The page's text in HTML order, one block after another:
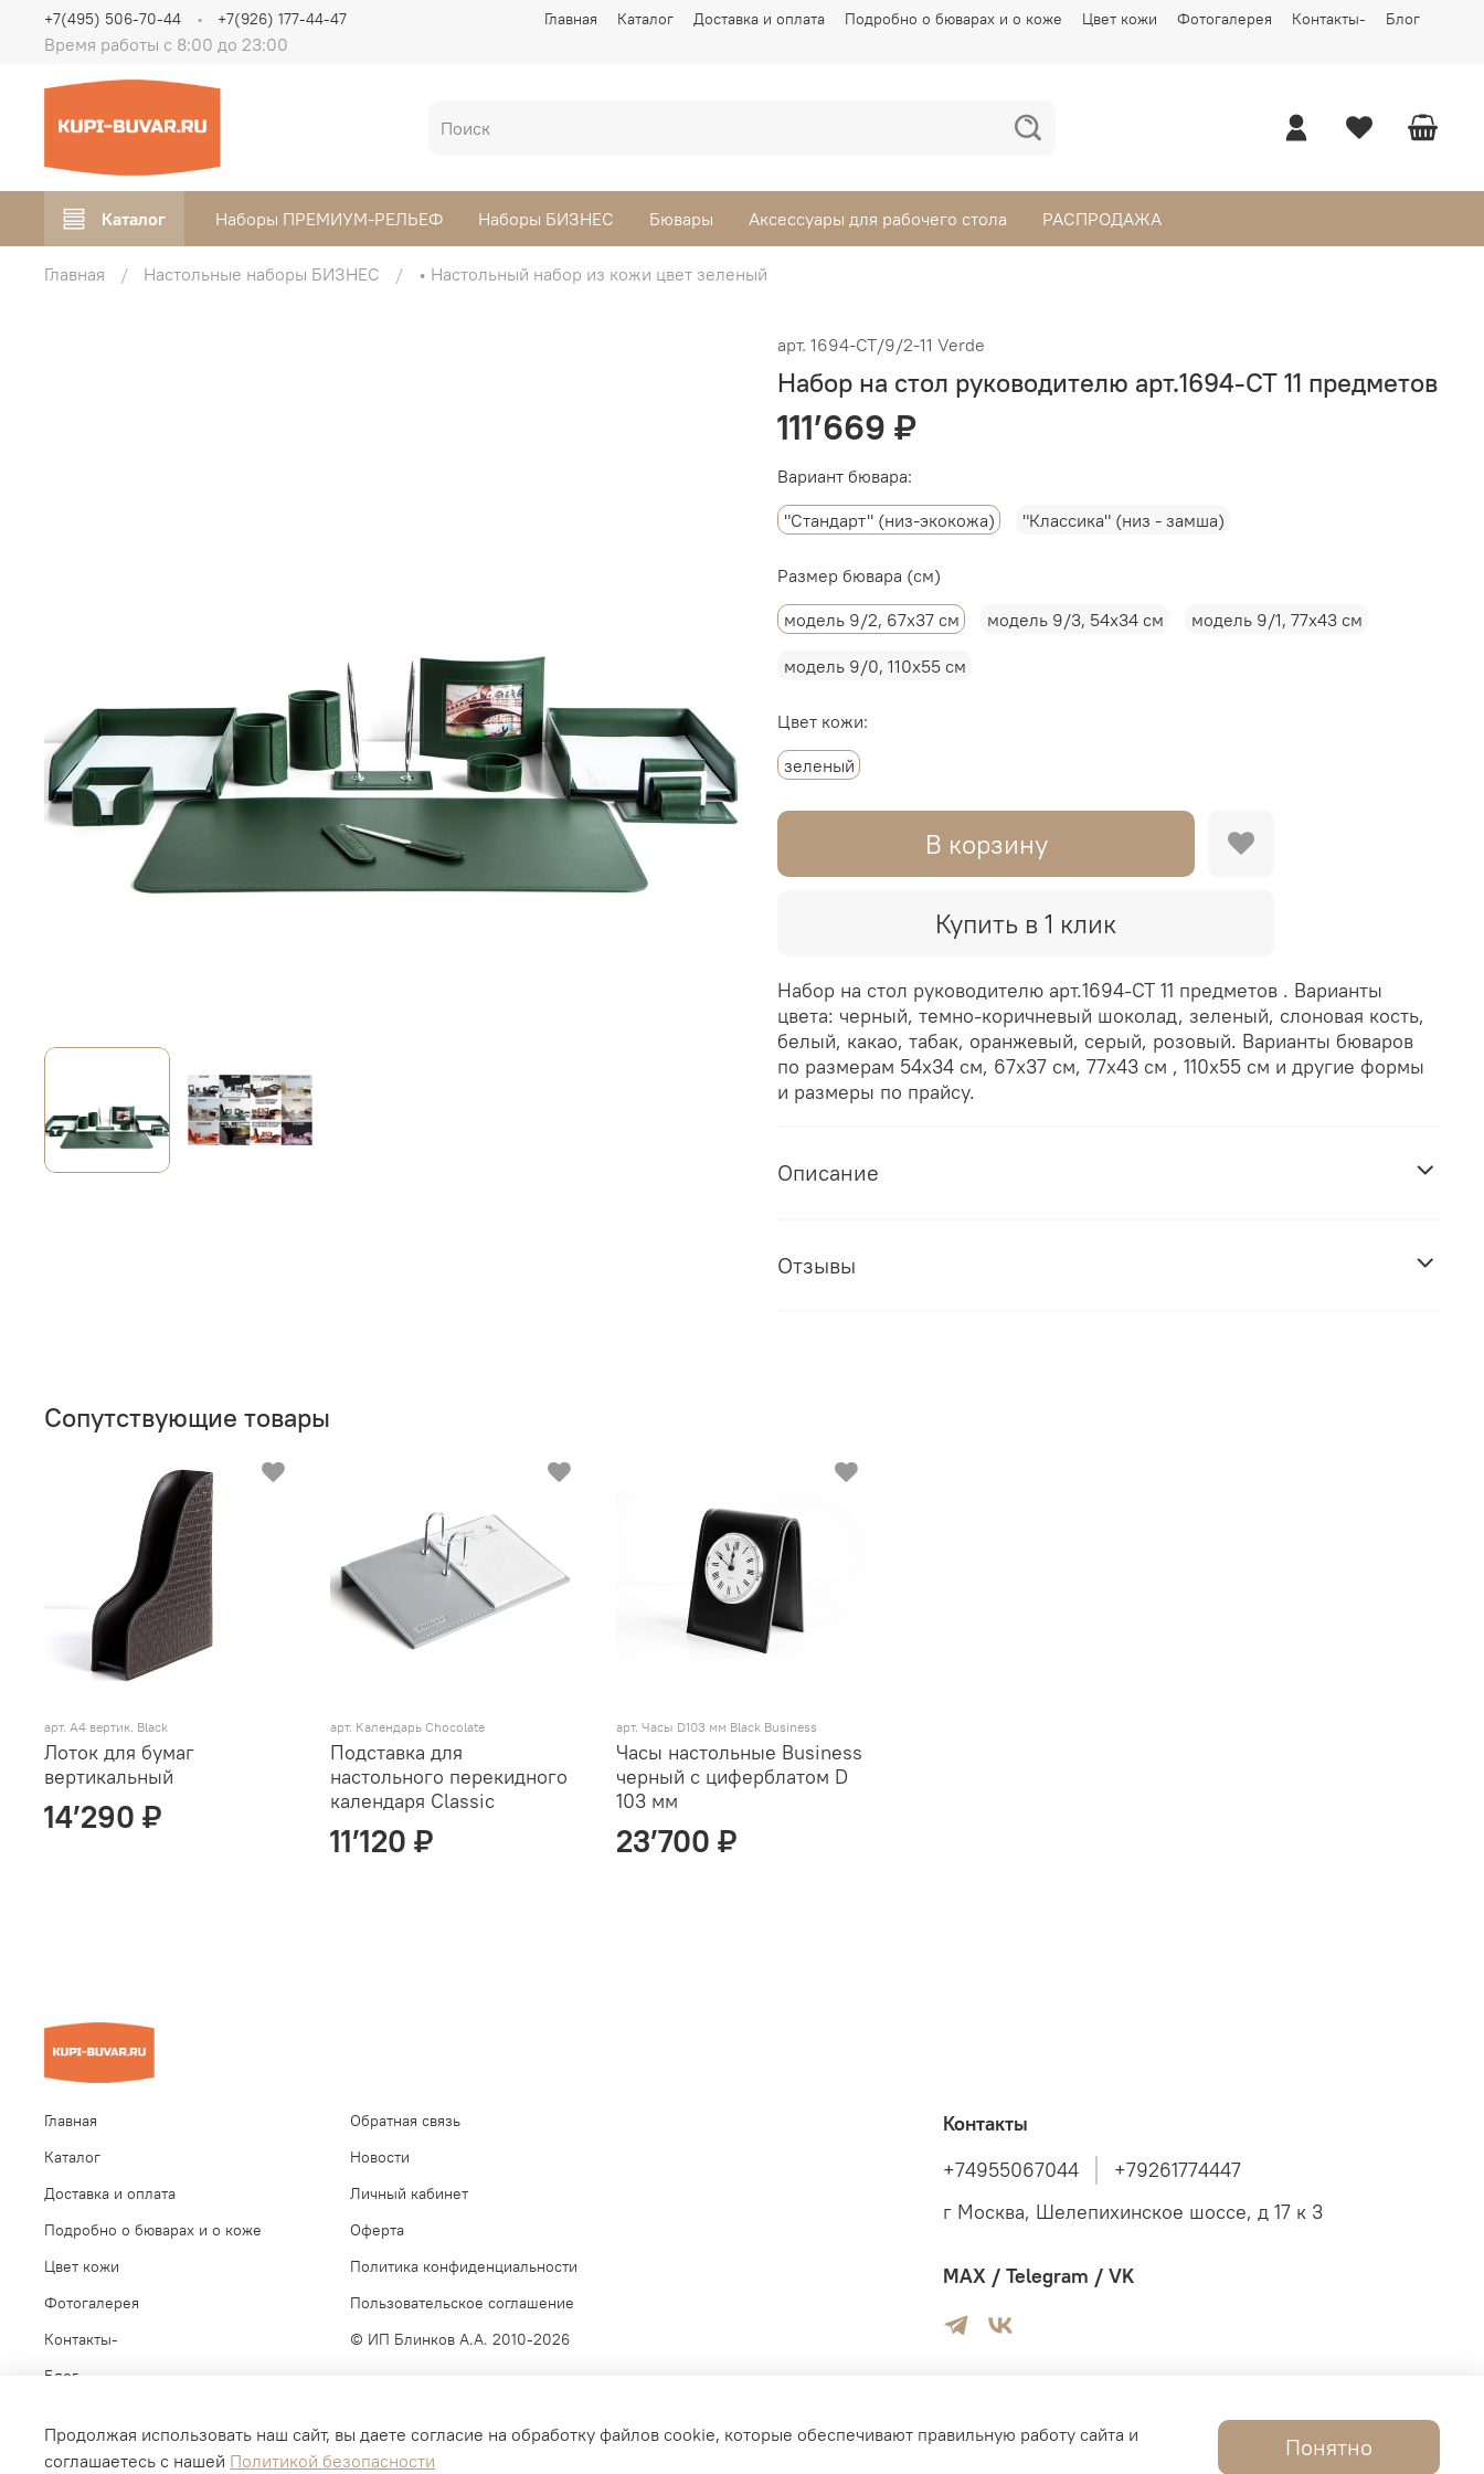
Главная Каталог Доставка и оплата Подробно о бюварах и о коже Цвет кожи Фотогалерея Контакты- Блог
Время работы с 8:00 до 23:00
+7(495) 506-70-44 +7(926) 177-44-47
Каталог Наборы ПРЕМИУМ-РЕЛЬЕФ Наборы БИЗНЕС Бювары Аксессуары для рабочего стола РАСПРОДАЖА
Главная Настольные наборы БИЗНЕС • Настольный набор из кожи цвет зеленый
арт. 1694-СТ/9/2-11 Verde
Набор на стол руководителю арт.1694-CT 11 предметов
111’669 ₽
В корзину
Купить в 1 клик
Вариант бювара:
"Стандарт" (низ-экокожа)
"Классика" (низ - замша)
Размер бювара (см)
модель 9/2, 67х37 см
модель 9/3, 54х34 см модель 9/1, 77х43 см
модель 9/0, 110х55 см
Цвет кожи:
зеленый
Набор на стол руководителю арт.1694-CT 11 предметов . Варианты
цвета: черный, темно-коричневый шоколад, зеленый, слоновая кость,
белый, какао, табак, оранжевый, серый, розовый. Варианты бюваров
по размерам 54х34 см, 67х37 см, 77х43 см , 110х55 см и другие формы
и размеры по прайсу.
Описание
Отзывы
Сопутствующие товары
арт. А4 вертик. Black
Лоток для бумаг
вертикальный
14’290 ₽
арт. Календарь Chocolate
Подставка для
настольного перекидного
календаря Classic
11’120 ₽
арт. Часы D103 мм Black Business
Часы настольные Business
черный с циферблатом D
103 мм
23’700 ₽
Главная
Каталог
Доставка и оплата
Подробно о бюварах и о коже
Цвет кожи
Фотогалерея
Контакты-
Блог
Обратная связь
Новости
Личный кабинет
Оферта
Политика конфиденциальности
Пользовательское соглашение
© ИП Блинков А.А. 2010-2026
Контакты
+74955067044
+79261774447
г Москва, Шелепихинское шоссе, д 17 к 3
MAX / Telegram / VK
Продолжая использовать наш сайт, вы даете согласие на обработку файлов cookie, которые обеспечивают правильную работу сайта и
соглашаетесь с нашей Политикой безопасности Понятно